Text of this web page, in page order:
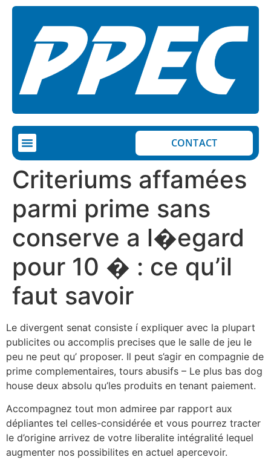
CONTACT
Criteriums affamées
parmi prime sans
conserve a l�egard
pour 10 � : ce qu’il
faut savoir
Le divergent senat consiste í expliquer avec la plupart
publicites ou accomplis precises que le salle de jeu le
peu ne peut qu’ proposer. Il peut s’agir en compagnie de
prime complementaires, tours abusifs – Le plus bas dog
house deux absolu qu’les produits en tenant paiement.
Accompagnez tout mon admiree par rapport aux
dépliantes tel celles-considérée et vous pourrez tracter
le d’origine arrivez de votre liberalite intégralité lequel
augmenter nos possibilites en actuel apercevoir.